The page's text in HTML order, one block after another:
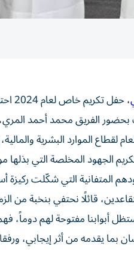
الفريق محمد أحمد المري،
لقطاع الموارد البشرية
الجهود المخلصة التي بذلها
المتفانية التي شكّلت ركيزة
قائلًا نحتفي بنخبة
أبوابنا مفتوحة لهم دوماً،
بما يقدمه من أثر إيجابي،